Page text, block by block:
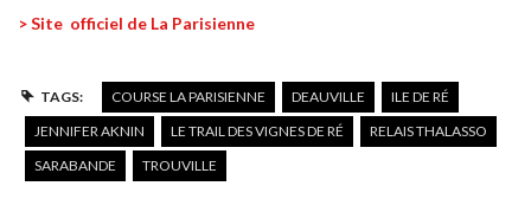
> Site officiel de La Parisienne
TAGS: COURSE LA PARISIENNE DEAUVILLE
ILE DE RÉ
JENNIFER AKNIN
LE TRAIL DES VIGNES DE RÉ
RELAIS THALASSO
SARABANDE
TROUVILLE